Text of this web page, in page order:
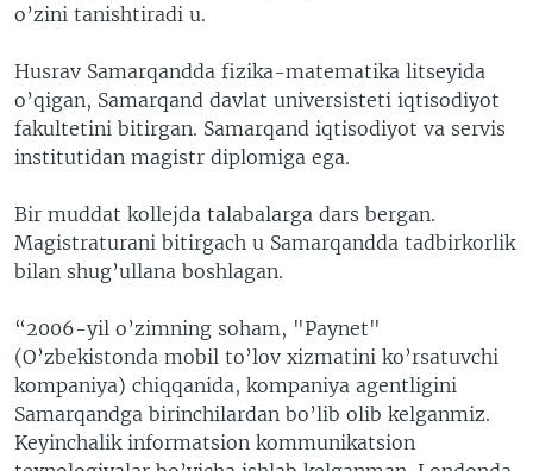
o’zini tanishtiradi u.
Husrav Samarqandda fizika-matematika litseyida
o’qigan, Samarqand davlat universisteti iqtisodiyot
fakultetini bitirgan. Samarqand iqtisodiyot va servis
institutidan magistr diplomiga ega.
Bir muddat kollejda talabalarga dars bergan.
Magistraturani bitirgach u Samarqandda tadbirkorlik
bilan shug’ullana boshlagan.
“2006-yil o’zimning soham, "Paynet"
(O’zbekistonda mobil to’lov xizmatini ko’rsatuvchi
kompaniya) chiqqanida, kompaniya agentligini
Samarqandga birinchilardan bo’lib olib kelganmiz.
Keyinchalik informatsion kommunikatsion